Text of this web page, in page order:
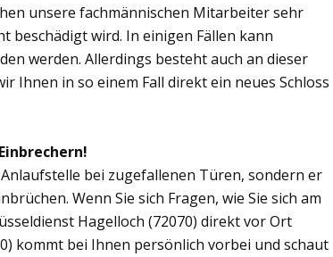
unsere fachmännischen Mitarbeiter sehr
beschädigt wird. In einigen Fällen kann
werden. Allerdings besteht auch an dieser
Ihnen in so einem Fall direkt ein neues Schloss
bei zugefallenen Türen, sondern er
Wenn Sie sich Fragen, wie Sie sich am
Hagelloch (72070) direkt vor Ort
kommt bei Ihnen persönlich vorbei und schaut